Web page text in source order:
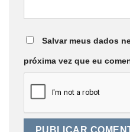
Salvar meus dados
próxima vez que eu